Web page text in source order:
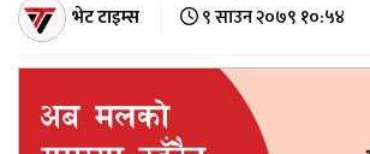
भेट टाइम्स ९ साउन २०७९ १०:५४